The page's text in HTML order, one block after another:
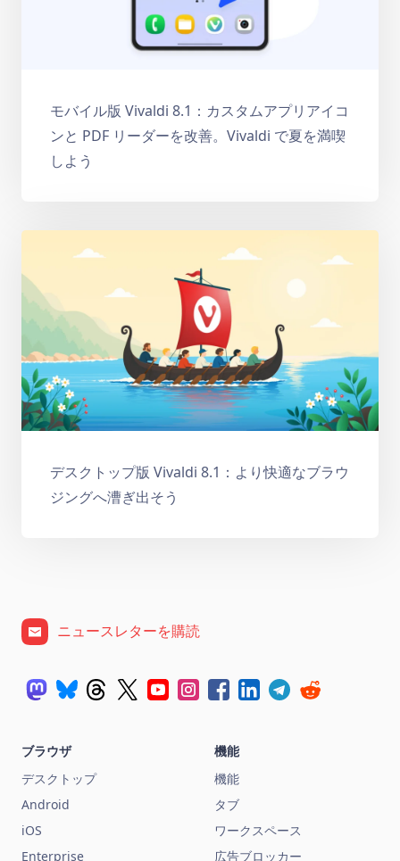
モバイル版 Vivaldi 8.1：カスタムアプリアイコ
ンと PDF リーダーを改善。Vivaldi で夏を満喫
しよう
デスクトップ版 Vivaldi 8.1：より快適なブラウ
ジングへ漕ぎ出そう
ニュースレターを購読
ブラウザ
デスクトップ
Android
iOS
Enterprise
機能
機能
タブ
ワークスペース
広告ブロッカー